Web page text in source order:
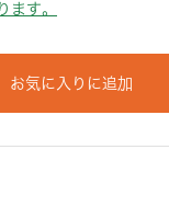
ます。
お気に入りに追加